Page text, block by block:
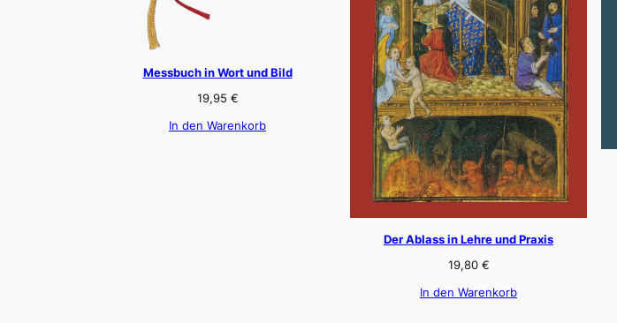
Messbuch in Wort und Bild
19,95 €
In den Warenkorb
Der Ablass in Lehre und Praxis
19,80 €
In den Warenkorb